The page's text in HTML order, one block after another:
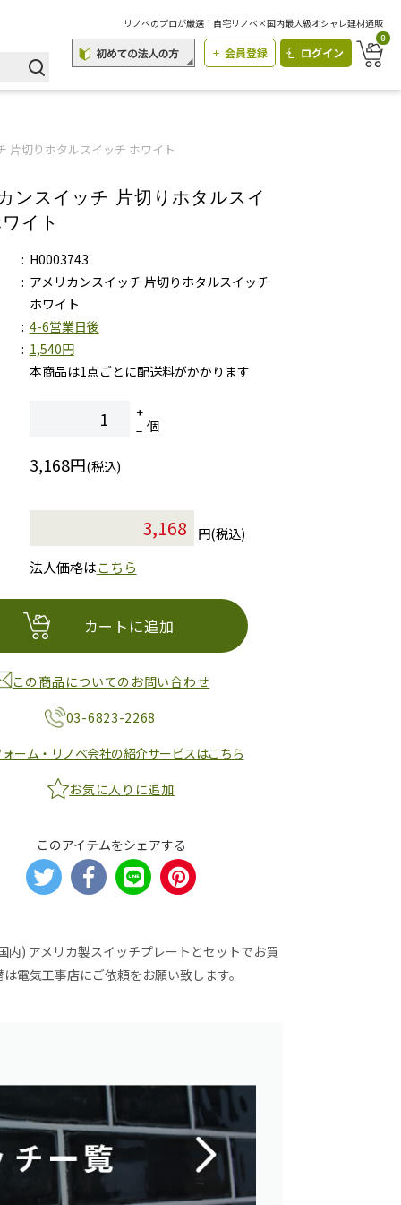
リノベのプロが厳選！自宅リノベ×国内最大級オシャレ建材通販
会員登録 ログイン
0
片切りホタルスイッチ ホワイト
ンスイッチ 片切りホタルスイ
イト
H0003743
アメリカンスイッチ 片切りホタルスイッチ
ホワイト
4-6営業日後
1,540円
本商品は1点ごとに配送料がかかります
個
3,168円(税込)
円(税込)
法人価格はこちら
カートに追加
この商品についてのお問い合わせ
03-6823-2268
ーム・リノベ会社の紹介サービスはこちら
お気に入りに追加
このアイテムをシェアする
) アメリカ製スイッチプレートとセットでお買
電気工事店にご依頼をお願い致します。